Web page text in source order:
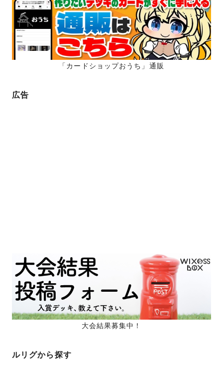
ー
ジ
送
り
ジ
「カードショップおうち」通販
広告
大会結果募集中！
ルリグから探す